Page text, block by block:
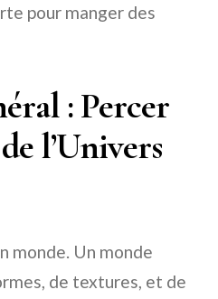
pour manger des
: Percer
l’Univers
monde. Un monde
de textures, et de